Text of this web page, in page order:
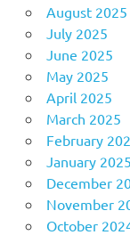
August 2025
July 2025
June 2025
May 2025
April 2025
March 2025
February
January 2025
December
November
October